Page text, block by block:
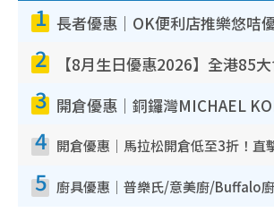
1
2
3
4
5